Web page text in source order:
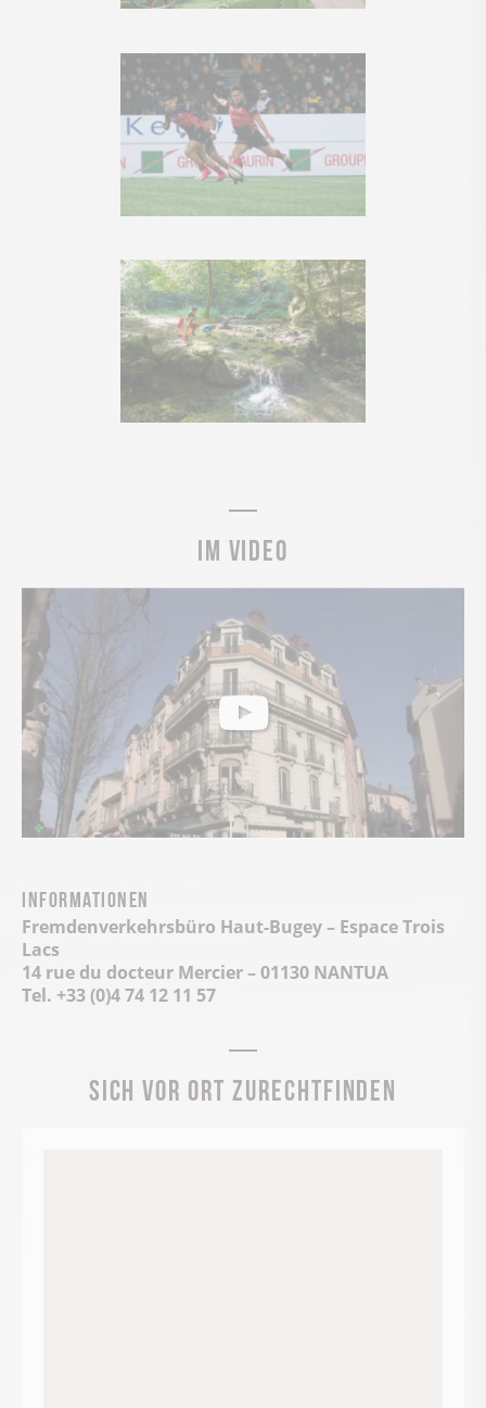
Im Video
Informationen
Fremdenverkehrsbüro Haut-Bugey – Espace Trois
Lacs
14 rue du docteur Mercier – 01130 NANTUA
Tel. +33 (0)4 74 12 11 57
Sich vor Ort zurechtfinden